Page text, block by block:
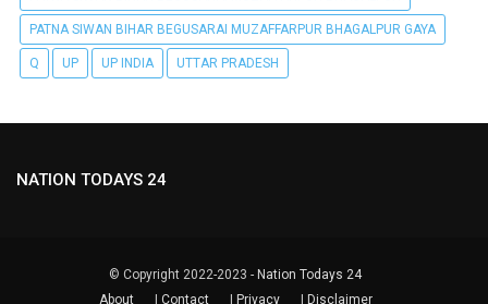
PATNA SIWAN BIHAR BEGUSARAI MUZAFFARPUR BHAGALPUR GAYA
Q UP UP INDIA UTTAR PRADESH
NATION TODAYS 24
© Copyright 2022-2023 - Nation Todays 24
About
| Contact | Privacy | Disclaimer